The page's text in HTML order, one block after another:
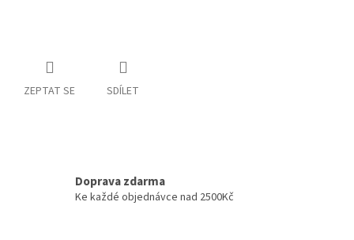
ZEPTAT SE SDÍLET
Doprava zdarma
Ke každé objednávce nad 2500Kč